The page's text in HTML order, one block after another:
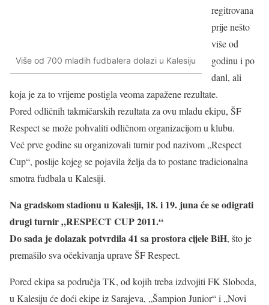
Više od 700 mladih fudbalera dolazi u Kalesiju
regitrovana
prije nešto
više od
godinu i po
danl, ali
koja je za to vrijeme postigla veoma zapažene rezultate.
Pored odličnih takmičarskih rezultata za ovu mladu ekipu, ŠF
Respect se može pohvaliti odličnom organizacijom u klubu.
Već prve godine su organizovali turnir pod nazivom „Respect
Cup“, poslije kojeg se pojavila želja da to postane tradicionalna
smotra fudbala u Kalesiji.
Na gradskom stadionu u Kalesiji, 18. i 19. juna će se odigrati
drugi turnir „RESPECT CUP 2011.“
Do sada je dolazak potvrdila 41 sa prostora cijele BiH, što je
premašilo sva očekivanja uprave ŠF Respect.
Pored ekipa sa područja TK, od kojih treba izdvojiti FK Sloboda,
u Kalesiju će doći ekipe iz Sarajeva, „Šampion Junior“ i „Novi